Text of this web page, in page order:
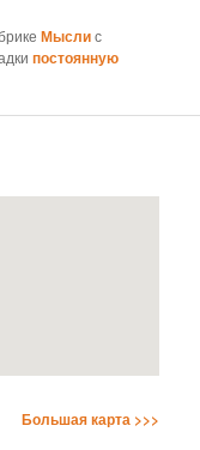
Мыслис
постоянную
Большая карта >>>